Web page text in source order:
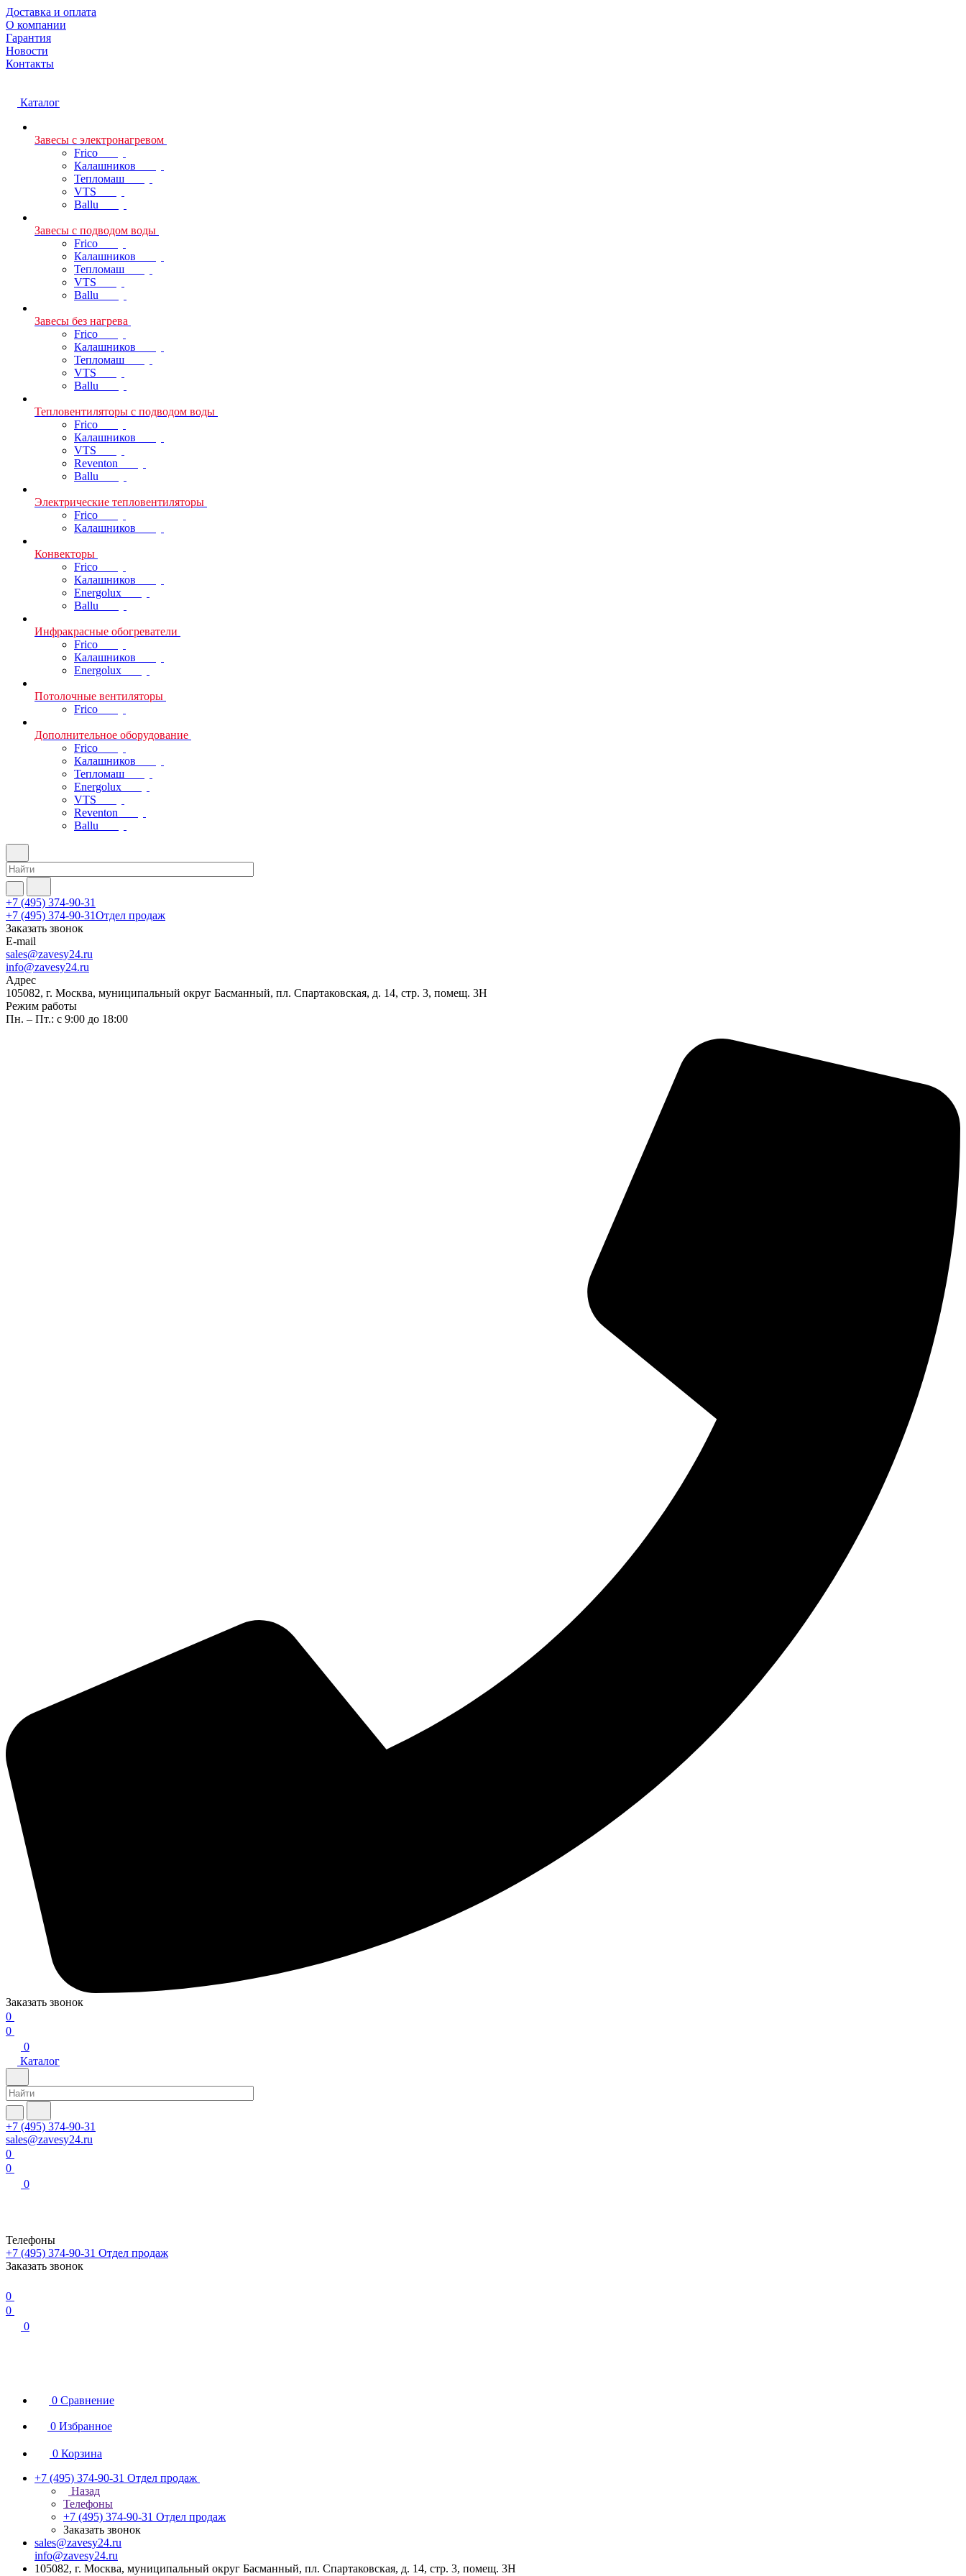
Доставка и оплата
О компании
Гарантия
Новости
Контакты
Каталог
Завесы с электронагревом
Frico
Калашников
Тепломаш
VTS
Ballu
Завесы с подводом воды
Frico
Калашников
Тепломаш
VTS
Ballu
Завесы без нагрева
Frico
Калашников
Тепломаш
VTS
Ballu
Тепловентиляторы с подводом воды
Frico
Калашников
VTS
Reventon
Ballu
Электрические тепловентиляторы
Frico
Калашников
Конвекторы
Frico
Калашников
Energolux
Ballu
Инфракрасные обогреватели
Frico
Калашников
Energolux
Потолочные вентиляторы
Frico
Дополнительное оборудование
Frico
Калашников
Тепломаш
Energolux
VTS
Reventon
Ballu
+7 (495) 374-90-31
+7 (495) 374-90-31Отдел продаж
Заказать звонок
E-mail
sales@zavesy24.ru
info@zavesy24.ru
Адрес
105082, г. Москва, муниципальный округ Басманный, пл. Спартаковская, д. 14, стр. 3, помещ. 3Н
Режим работы
Пн. – Пт.: с 9:00 до 18:00
Заказать звонок
0
0
0
Каталог
+7 (495) 374-90-31
sales@zavesy24.ru
0
0
0
Телефоны
+7 (495) 374-90-31 Отдел продаж
Заказать звонок
0
0
0
0 Сравнение
0 Избранное
0 Корзина
+7 (495) 374-90-31 Отдел продаж
Назад
Телефоны
+7 (495) 374-90-31 Отдел продаж
Заказать звонок
sales@zavesy24.ru
info@zavesy24.ru
105082, г. Москва, муниципальный округ Басманный, пл. Спартаковская, д. 14, стр. 3, помещ. 3Н